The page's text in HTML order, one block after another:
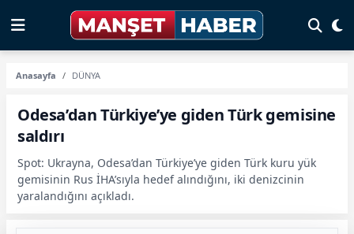
Anasayfa DÜNYA
Odesa’dan Türkiye’ye giden Türk gemisine
saldırı
Spot: Ukrayna, Odesa’dan Türkiye’ye giden Türk kuru yük
gemisinin Rus İHA’sıyla hedef alındığını, iki denizcinin
yaralandığını açıkladı.